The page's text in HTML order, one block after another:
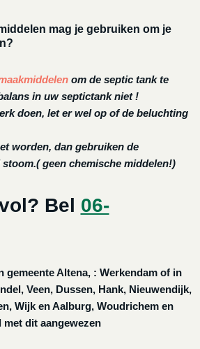
mag je gebruiken om je
om de septic tank te
in uw septictank niet !
doen, let er wel op of de beluchting
worden, dan gebruiken de
geen chemische middelen!)
Bel 06-
gemeente Altena, : Werkendam of in
Veen, Dussen, Hank, Nieuwendijk,
Wijk en Aalburg, Woudrichem en
dit aangewezen